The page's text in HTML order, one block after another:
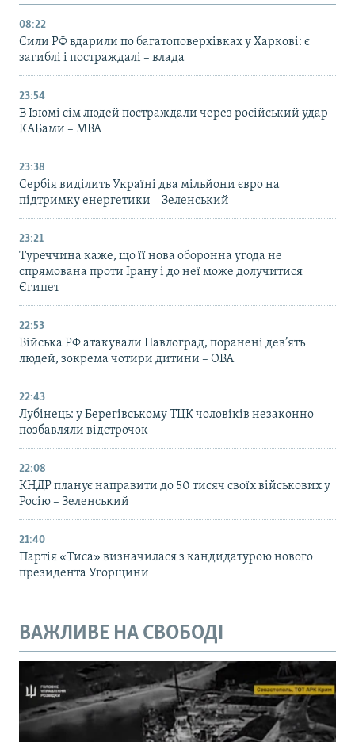
08:22
Сили РФ вдарили по багатоповерхівках у Харкові: є
загиблі і постраждалі – влада
23:54
В Ізюмі сім людей постраждали через російський удар
КАБами – МВА
23:38
Сербія виділить Україні два мільйони євро на
підтримку енергетики – Зеленський
23:21
Туреччина каже, що її нова оборонна угода не
спрямована проти Ірану і до неї може долучитися
Єгипет
22:53
Війська РФ атакували Павлоград, поранені дев’ять
людей, зокрема чотири дитини – ОВА
22:43
Лубінець: у Берегівському ТЦК чоловіків незаконно
позбавляли відстрочок
22:08
КНДР планує направити до 50 тисяч своїх військових у
Росію – Зеленський
21:40
Партія «Тиса» визначилася з кандидатурою нового
президента Угорщини
ВАЖЛИВЕ НА СВОБОДІ